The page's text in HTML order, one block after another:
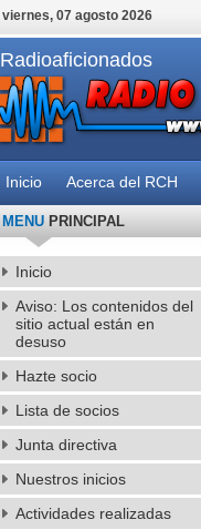
viernes, 07 agosto 2026
Radioaficionados
Inicio Acerca del RCH
MENUPRINCIPAL
Inicio
Aviso: Los contenidos del
sitio actual están en
desuso
Hazte socio
Lista de socios
Junta directiva
Nuestros inicios
Actividades realizadas